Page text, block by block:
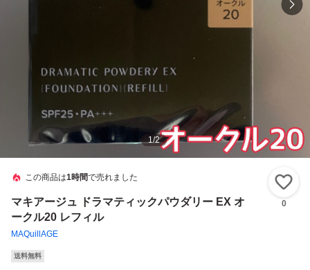
1/2
この商品は1時間で売れました
マキアージュ ドラマティックパウダリー EX オ
ークル20 レフィル
MAQuillAGE
0
送料無料